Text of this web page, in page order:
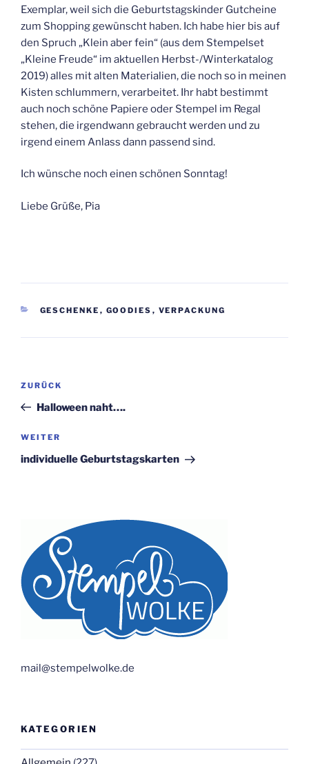
Exemplar, weil sich die Geburtstagskinder Gutcheine
zum Shopping gewünscht haben. Ich habe hier bis auf
den Spruch „Klein aber fein“ (aus dem Stempelset
„Kleine Freude“ im aktuellen Herbst-/Winterkatalog
2019) alles mit alten Materialien, die noch so in meinen
Kisten schlummern, verarbeitet. Ihr habt bestimmt
auch noch schöne Papiere oder Stempel im Regal
stehen, die irgendwann gebraucht werden und zu
irgend einem Anlass dann passend sind.
Ich wünsche noch einen schönen Sonntag!
Liebe Grüße, Pia
KATEGORIEN
GESCHENKE , GOODIES , VERPACKUNG
Beitragsnavigation
Vorheriger
Beitrag
ZURÜCK
Halloween naht….
Nächster
Beitrag
WEITER
individuelle Geburtstagskarten
mail@stempelwolke.de
KATEGORIEN